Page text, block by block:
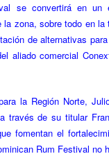
se convertirá en un
zona, sobre todo en la
de alternativas
aliado comercial
la Región Norte,
través de su titular
fomentan el
Rum Festival no